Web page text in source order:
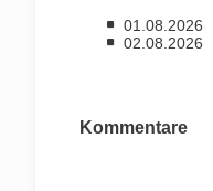
01.08.2026
02.08.2026
Kommentare